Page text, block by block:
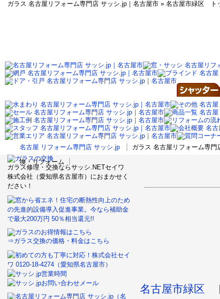
ガラス 名古屋リフォーム専門店 サッシ.jp｜名古屋市 » 名古屋市緑区
名古屋 リフォーム専門店 サッシ.jp
ガラス 名古屋リフォーム専
換・リフォーム
名古屋市緑区
ガラス修理・交換ならサッシ.NETセイワ
株式会社（愛知県名古屋市）におまかせく
ださい！
⇒ガラス交換の価格・料金はこちら